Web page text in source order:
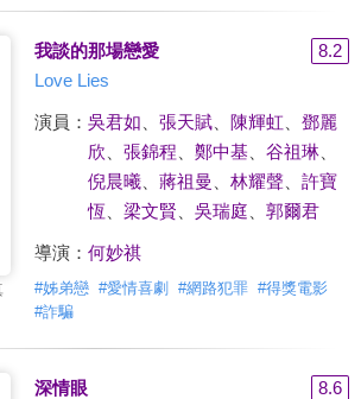
我談的那場戀愛
8.2
Love Lies
演員： 吳君如 張天賦、 陳輝虹、 鄧麗
欣
張錦程 鄭中基、 谷祖琳、
倪晨曦、 蔣祖曼 林耀聲、 許寶
恆、 梁文賢 吳瑞庭 郭爾君
導演： 何妙祺
#姊弟戀 #愛情喜劇 #網路犯罪 #得獎電影
#詐騙
深情眼
8.6